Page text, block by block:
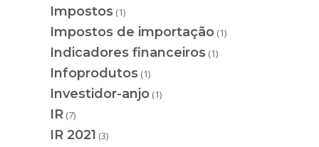
Impostos (1)
Impostos de importação (1)
Indicadores financeiros (1)
Infoprodutos (1)
Investidor-anjo (1)
IR (7)
IR 2021 (3)